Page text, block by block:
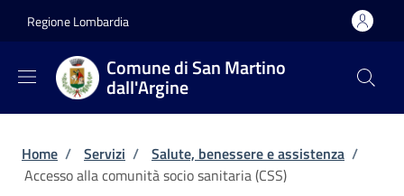
Regione Lombardia
Comune di San Martino
dall'Argine
Briciole di pane
Home / Servizi / Salute, benessere e assistenza /
Accesso alla comunità socio sanitaria (CSS)